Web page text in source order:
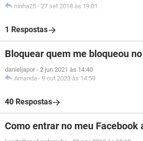
ninha25 - 27 set 2018 às 19:01
1 Respostas
Bloquear quem me bloqueou
danieljapor - 2 jun 2021 às 14:40
Amanda - 9 out 2023 às 14:59
40 Respostas
Como entrar no meu Facebook